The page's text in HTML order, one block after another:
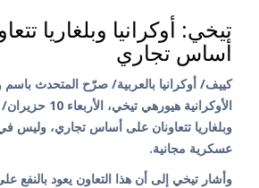
تيخي: أوكرانيا وبلغاريا
أساس تجاري
كييف/ أوكرانيا بالعربية/ صرّح المتحدث باسم
الأوكرانية هيورهي
وبلغاريا تتعاونان على أساس تجاري، وليس
عسكرية مجانية.
وأشار تيخي إلى أن هذا التعاون يعود بالنفع